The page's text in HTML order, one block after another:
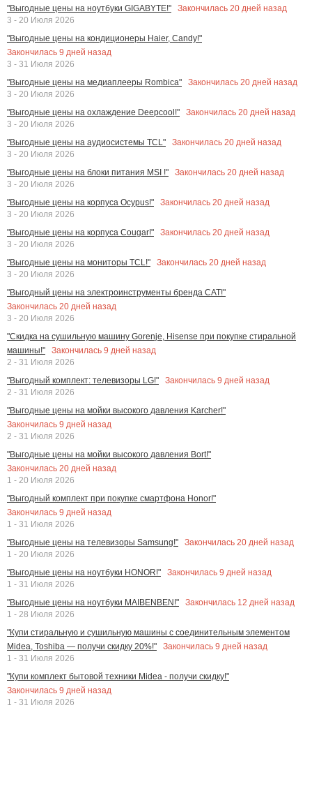
"Выгодные цены на ноутбуки GIGABYTE!"
Закончилась 20 дней назад
3 - 20 Июля 2026
"Выгодные цены на кондиционеры Haier, Candy!"
Закончилась 9 дней назад
3 - 31 Июля 2026
"Выгодные цены на медиаплееры Rombica"
Закончилась 20 дней назад
3 - 20 Июля 2026
"Выгодные цены на охлаждение Deepcool!"
Закончилась 20 дней назад
3 - 20 Июля 2026
"Выгодные цены на аудиосистемы TCL"
Закончилась 20 дней назад
3 - 20 Июля 2026
"Выгодные цены на блоки питания MSI !"
Закончилась 20 дней назад
3 - 20 Июля 2026
"Выгодные цены на корпуса Ocypus!"
Закончилась 20 дней назад
3 - 20 Июля 2026
"Выгодные цены на корпуса Cougar!"
Закончилась 20 дней назад
3 - 20 Июля 2026
"Выгодные цены на мониторы TCL!"
Закончилась 20 дней назад
3 - 20 Июля 2026
"Выгодный цены на электроинструменты бренда CAT!"
Закончилась 20 дней назад
3 - 20 Июля 2026
"Скидка на сушильную машину Gorenje, Hisense при покупке стиральной
машины!"
Закончилась 9 дней назад
2 - 31 Июля 2026
"Выгодный комплект: телевизоры LG!"
Закончилась 9 дней назад
2 - 31 Июля 2026
"Выгодные цены на мойки высокого давления Karcher!"
Закончилась 9 дней назад
2 - 31 Июля 2026
"Выгодные цены на мойки высокого давления Bort!"
Закончилась 20 дней назад
1 - 20 Июля 2026
"Выгодный комплект при покупке смартфона Honor!"
Закончилась 9 дней назад
1 - 31 Июля 2026
"Выгодные цены на телевизоры Samsung!"
Закончилась 20 дней назад
1 - 20 Июля 2026
"Выгодные цены на ноутбуки HONOR!"
Закончилась 9 дней назад
1 - 31 Июля 2026
"Выгодные цены на ноутбуки MAIBENBEN!"
Закончилась 12 дней назад
1 - 28 Июля 2026
"Купи стиральную и сушильную машины с соединительным элементом
Midea, Toshiba — получи скидку 20%!"
Закончилась 9 дней назад
1 - 31 Июля 2026
"Купи комплект бытовой техники Midea - получи скидку!"
Закончилась 9 дней назад
1 - 31 Июля 2026